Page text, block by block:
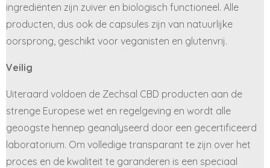
ingrediënten zijn zuiver en biologisch functioneel. Alle
producten, dus ook de capsules zijn van natuurlijke
oorsprong, geschikt voor veganisten en glutenvrij.
Veilig
Uiteraard voldoen de Zechsal CBD producten aan de
strenge Europese wet en regelgeving en wordt alle
geoogste hennep geanalyseerd door een gecertificeerd
laboratorium. Om volledige transparant te zijn over het
proces en de kwaliteit te garanderen is een speciaal